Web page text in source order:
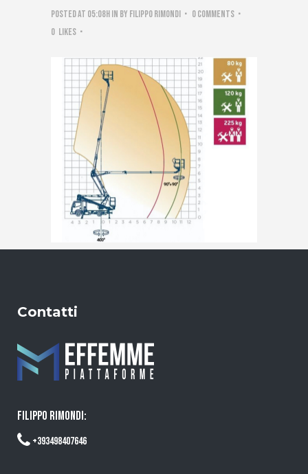
Posted at 05:08hin by Filippo Rimondi
0 Comments
0 Likes
Contatti
FILIPPO RIMONDI:
+393498407646